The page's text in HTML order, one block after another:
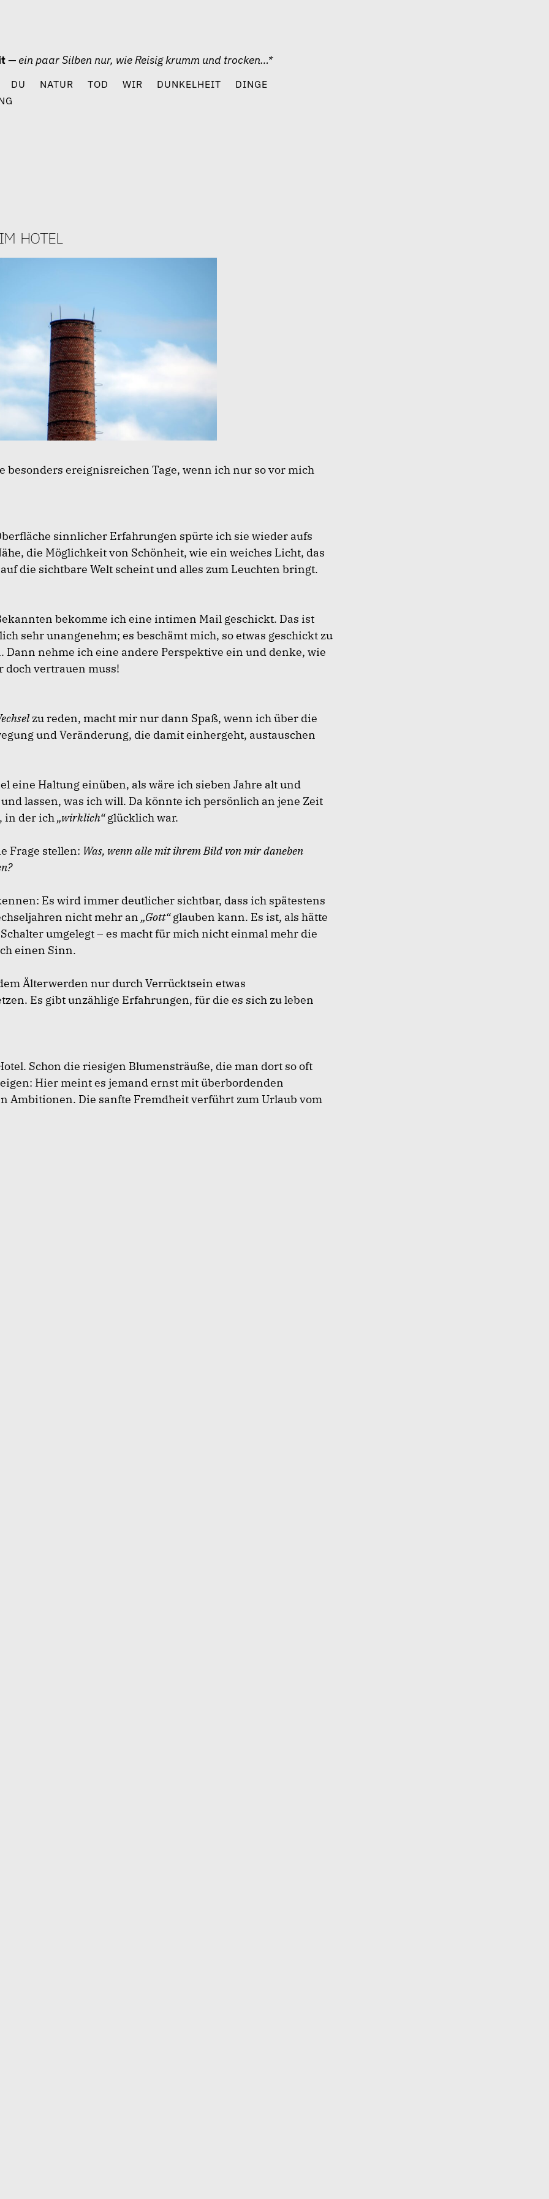
— ein paar Silben nur, wie Reisig krumm und trocken…*
DU NATUR TOD WIR DUNKELHEIT
DINGE
hotel
besonders ereignisreichen Tage, wenn ich nur so vor mich
sinnlicher Erfahrungen spürte ich sie wieder aufs
die Möglichkeit von Schönheit, wie ein weiches Licht, das
die sichtbare Welt scheint und alles zum Leuchten bringt.
bekomme ich eine intimen Mail geschickt. Das ist
sehr unangenehm; es beschämt mich, so etwas geschickt zu
Dann nehme ich eine andere Perspektive ein und denke, wie
doch vertrauen muss!
zu reden, macht mir nur dann Spaß, wenn ich über die
und Veränderung, die damit einhergeht, austauschen
eine Haltung einüben, als wäre ich sieben Jahre alt und
lassen, was ich will. Da könnte ich persönlich an jene Zeit
in der ich„wirklich“glücklich war.
Frage stellen: Was, wenn alle mit ihrem Bild von mir daneben
Es wird immer deutlicher sichtbar, dass ich spätestens
nicht mehr an „Gott“glauben kann. Es ist, als hätte
umgelegt – es macht für mich nicht einmal mehr die
einen Sinn.
Älterwerden nur durch Verrücktsein etwas
Es gibt unzählige Erfahrungen, für die es sich zu leben
Schon die riesigen Blumensträuße, die man dort so oft
Hier meint es jemand ernst mit überbordenden
Ambitionen. Die sanfte Fremdheit verführt zum Urlaub vom